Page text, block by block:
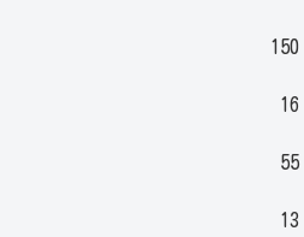
150
16
55
13